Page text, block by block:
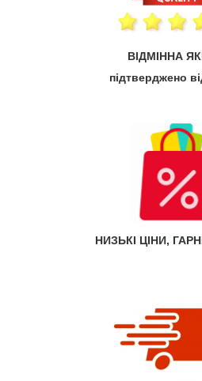
ВІДМІННА
підтверджено
НИЗЬКІ ЦІНИ,